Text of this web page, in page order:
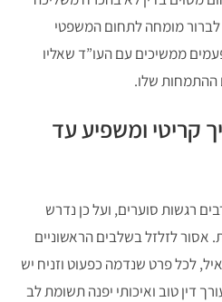
לברור מומחה לתחום המשפטי
ממשיכים עם העו”ד שאליו
ההתמחות שלו.
קריטי ומשפיע עד
רגשות סוערים, ועל כן נדרש
אסור לזלזל בשלבים הראשוניים
לכל פרט שנדמה כפעוט וזניח יש
דין טוב ואיכותי יפנה תשומת לב